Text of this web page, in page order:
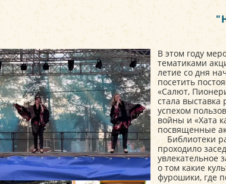
В этом году
тематиками
летие со дня
посетить
«Салют,
стала
успехом
войны и «Хата
посвященные
Библиотеки
проходило
увлекательное
о том какие
фурошики, где